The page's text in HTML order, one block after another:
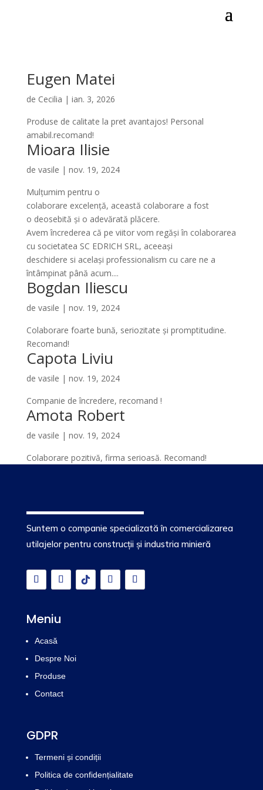
Eugen Matei
de Cecilia | ian. 3, 2026
Produse de calitate la pret avantajos! Personal
amabil.recomand!
Mioara Ilisie
de vasile | nov. 19, 2024
Mulțumim pentru o
colaborare excelență, această colaborare a fost
o deosebită și o adevărată plăcere.
Avem încrederea că pe viitor vom regăși în colaborarea
cu societatea SC EDRICH SRL, aceeași
deschidere si același professionalism cu care ne a
întâmpinat până acum....
Bogdan Iliescu
de vasile | nov. 19, 2024
Colaborare foarte bună, seriozitate și promptitudine.
Recomand!
Capota Liviu
de vasile | nov. 19, 2024
Companie de încredere, recomand !
Amota Robert
de vasile | nov. 19, 2024
Colaborare pozitivă, firma serioasă. Recomand!
Suntem o companie specializată în comercializarea
utilajelor pentru construcții și industria minieră
Meniu
Acasă
Despre Noi
Produse
Contact
GDPR
Termeni și condiții
Politica de confidențialitate